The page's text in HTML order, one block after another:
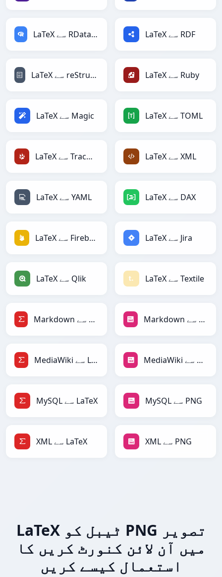
LaTeX سے RDataFrame LaTeX سے RDF
LaTeX سے reStructuredText LaTeX سے Ruby
LaTeX سے Magic LaTeX سے TOML
LaTeX سے TracWiki LaTeX سے XML
LaTeX سے YAML LaTeX سے DAX
LaTeX سے Firebase LaTeX سے Jira
LaTeX سے Qlik LaTeX سے Textile
Markdown سے LaTeX Markdown سے PNG
MediaWiki سے LaTeX MediaWiki سے PNG
MySQL سے LaTeX MySQL سے PNG
XML سے LaTeX XML سے PNG
LaTeX ٹیبل کو PNG تصویر
میں آن لائن کنورٹ کریں کا
استعمال کیسے کریں